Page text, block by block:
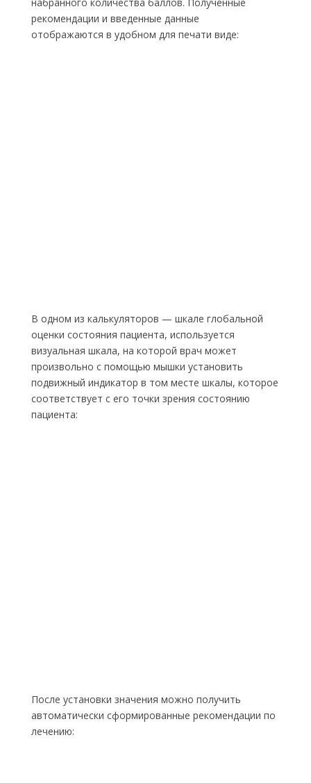
рекомендации и введенные данные
отображаются в удобном для печати виде:
В одном из калькуляторов — шкале глобальной
оценки состояния пациента, используется
визуальная шкала, на которой врач может
произвольно с помощью мышки установить
подвижный индикатор в том месте шкалы, которое
соответствует с его точки зрения состоянию
пациента:
После установки значения можно получить
автоматически сформированные рекомендации по
лечению: